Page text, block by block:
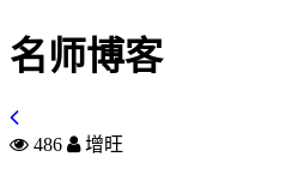
名师博客
486 增旺